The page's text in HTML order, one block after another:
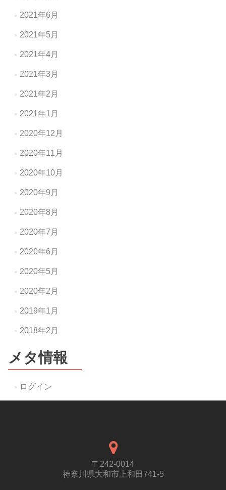
2021年6月
2021年5月
2021年4月
2021年3月
2021年2月
2021年1月
2020年12月
2020年11月
2020年10月
2020年9月
2020年8月
2020年7月
2020年6月
2020年5月
2020年2月
2019年1月
2018年2月
メタ情報
ログイン
〒242-0014
神奈川県大和市上和田741-5